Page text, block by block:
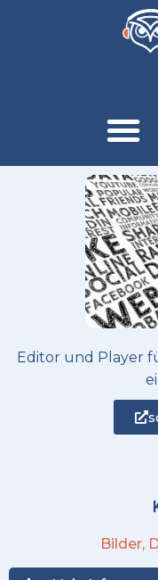
Editor und Player
Bilder,